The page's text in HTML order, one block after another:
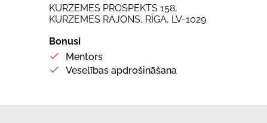
KURZEMES PROSPEKTS 158,
KURZEMES RAJONS, RĪGA, LV-1029
Bonusi
Mentors
Veselības apdrošināšana